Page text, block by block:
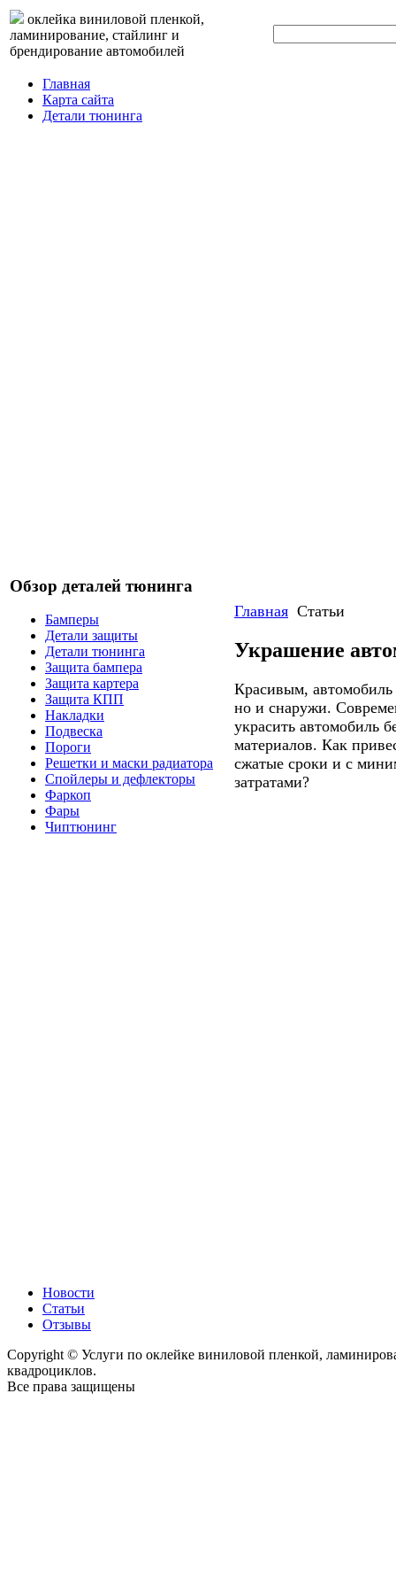
оклейка виниловой пленкой,
ламинирование, стайлинг и
брендирование автомобилей
Главная
Карта сайта
Детали тюнинга
Обзор деталей тюнинга
Бамперы
Детали защиты
Детали тюнинга
Защита бампера
Защита картера
Защита КПП
Накладки
Подвеска
Пороги
Решетки и маски радиатора
Спойлеры и дефлекторы
Фаркоп
Фары
Чиптюнинг
Главная Статьи
Украшение
Красивым,
но и снаружи.
украсить автомобиль
материалов. Как
сжатые сроки и с
затратами?
Новости
Статьи
Отзывы
Copyright © Услуги по оклейке виниловой пленкой,
квадроциклов.
Все права защищены